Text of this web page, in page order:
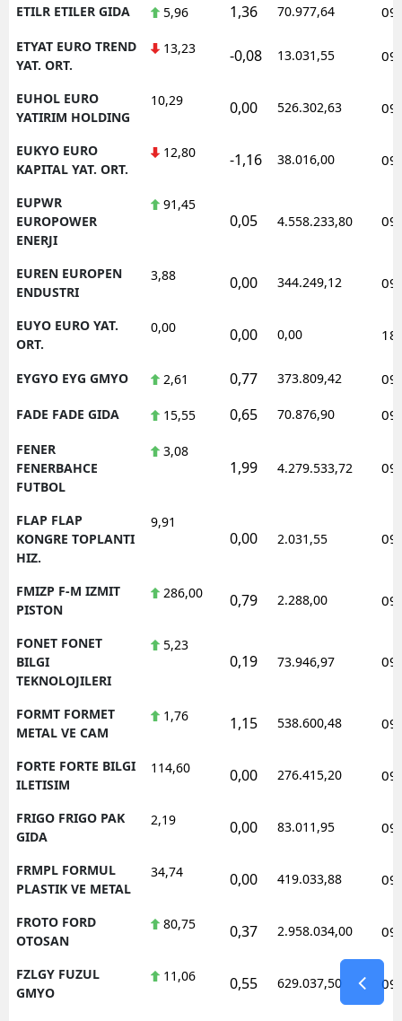
ETILR ETILER GIDA 5,96 1,36 70.977,64
ETYAT EURO TREND
YAT. ORT.
13,23 -0,08 13.031,55
EUHOL EURO
YATIRIM HOLDING
10,29 0,00 526.302,63
EUKYO EURO
KAPITAL YAT. ORT.
12,80 -1,16 38.016,00
EUPWR
EUROPOWER
ENERJI
91,45
0,05 4.558.233,80
EUREN EUROPEN
ENDUSTRI
3,88 0,00 344.249,12
EUYO EURO YAT.
ORT.
0,00 0,00 0,00
EYGYO EYG GMYO 2,61 0,77 373.809,42
FADE FADE GIDA 15,55 0,65 70.876,90
FENER
FENERBAHCE
FUTBOL
3,08
1,99 4.279.533,72
FLAP FLAP
KONGRE TOPLANTI
HIZ.
9,91
0,00 2.031,55
FMIZP F-M IZMIT
PISTON
286,00 0,79 2.288,00
FONET FONET
BILGI
TEKNOLOJILERI
5,23
0,19 73.946,97
FORMT FORMET
METAL VE CAM
1,76 1,15 538.600,48
FORTE FORTE BILGI
ILETISIM
114,60 0,00 276.415,20
FRIGO FRIGO PAK
GIDA
2,19 0,00 83.011,95
FRMPL FORMUL
PLASTIK VE METAL
34,74 0,00 419.033,88
FROTO FORD
OTOSAN
80,75 0,37 2.958.034,00
FZLGY FUZUL
GMYO
11,06 0,55 629.037,50